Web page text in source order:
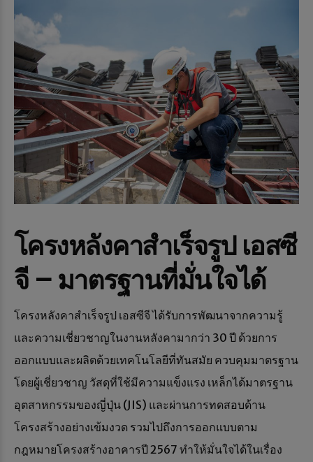
โครงหลังคาสำเร็จรูปเอสซี
จี– มาตรฐานที่มั่นใจได้
โครงหลังคาสำเร็จรูป เอสซีจี ได้รับการพัฒนาจากความรู้
และความเชี่ยวชาญในงานหลังคามากว่า 30 ปี ด้วยการ
ออกแบบและผลิตด้วยเทคโนโลยีที่ทันสมัย ควบคุมมาตรฐาน
โดยผู้เชี่ยวชาญ วัสดุที่ใช้มีความแข็งแรง เหล็กได้มาตรฐาน
อุตสาหกรรมของญี่ปุ่น (JIS) และผ่านการทดสอบด้าน
โครงสร้างอย่างเข้มงวด รวมไปถึงการออกแบบตาม
กฎหมายโครงสร้างอาคารปี 2567 ทำให้มั่นใจได้ในเรื่อง